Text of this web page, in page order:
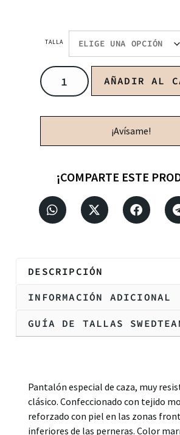
TALLA
AÑADIR AL
¡Avísame!
¡COMPARTE ESTE
DESCRIPCIÓN
INFORMACIÓN ADICIONAL
GUÍA DE TALLAS
Pantalón especial de caza, muy
clásico. Confeccionado con tejido
reforzado con piel en las zonas
inferiores de las perneras. Color